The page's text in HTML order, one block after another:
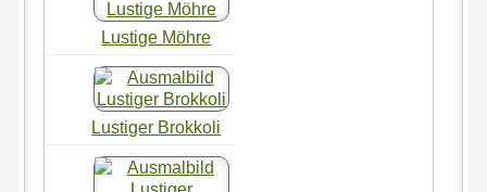
Lustige Möhre
Lustiger Brokkoli